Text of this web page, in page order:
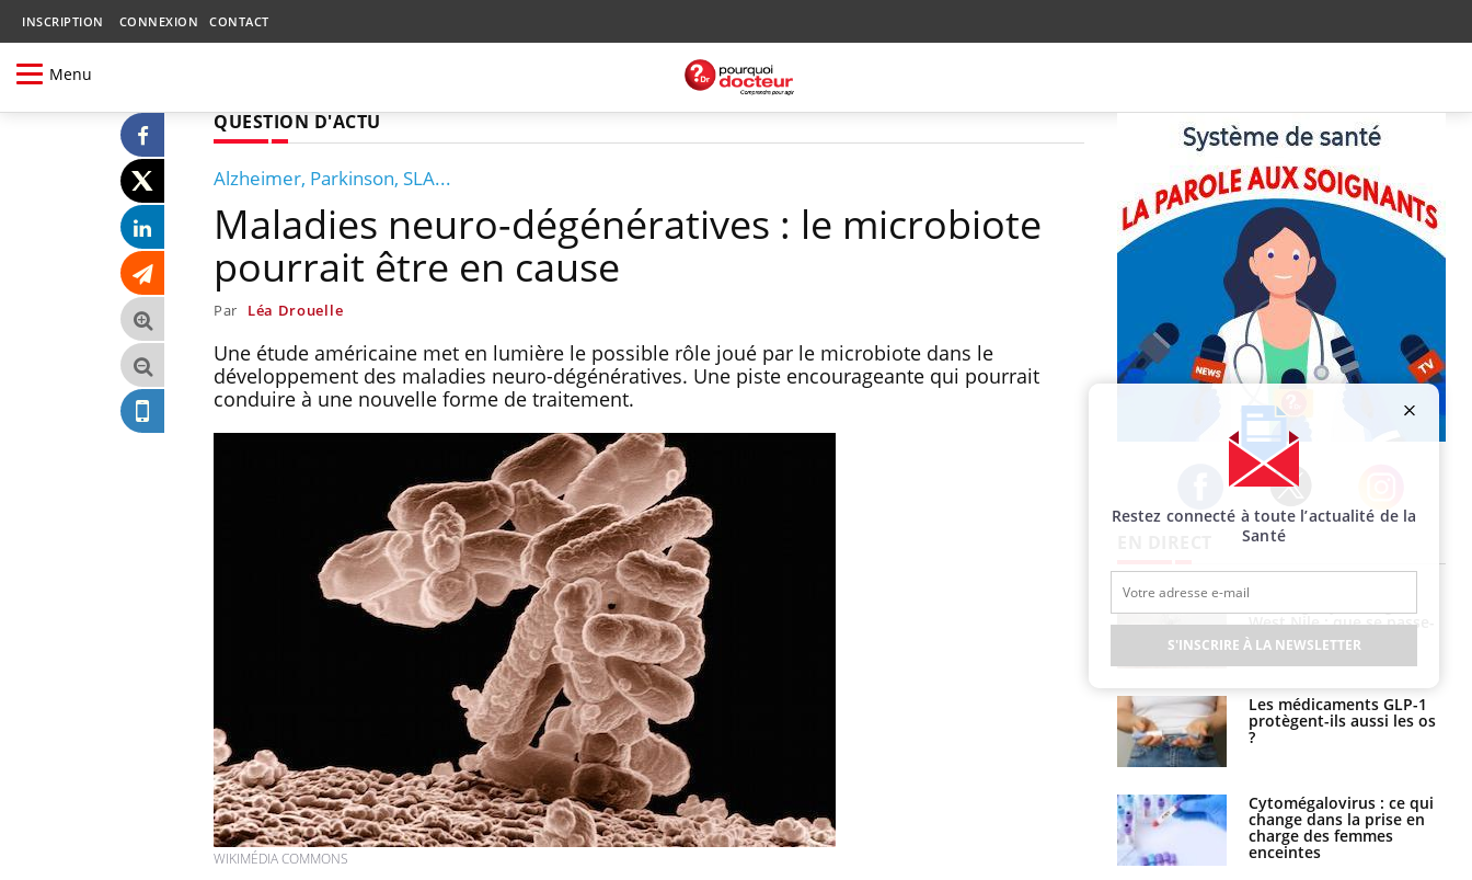
INSCRIPTION CONNEXION CONTACT
Menu
QUESTION D'ACTU
Alzheimer, Parkinson, SLA...
Maladies neuro-dégénératives : le microbiote
pourrait être en cause
Par Léa Drouelle
Une étude américaine met en lumière le possible rôle joué par le microbiote dans le
développement des maladies neuro-dégénératives. Une piste encourageante qui pourrait
conduire à une nouvelle forme de traitement.
WIKIMÉDIA COMMONS
Facebook Twitter Instagram
Bébés, jeunes enfants :
quelle trousse à
Comment éviter une otite
pendant les vacances ?
Hantavirus : un cas
détecté chez un touriste
en France
Mortalité infantile : un
rapport s’interroge sur
son taux élevé en France
Grossesse à risque : ce jus
naturel attire l'attention
des chercheurs
West Nile : que se passe-
t-il dans le sud de la
France ?
Les médicaments GLP-1
protègent-ils aussi les os
?
Cytomégalovirus : ce qui
change dans la prise en
charge des femmes
enceintes
Restez connecté à toute l’actualité de la
Santé
S'INSCRIRE À LA NEWSLETTER